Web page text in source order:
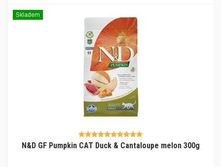
N&D GF Pumpkin CAT Duck & Cantaloupe melon 300g
Skladem